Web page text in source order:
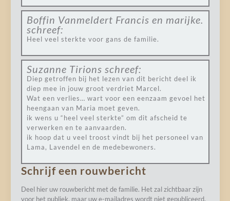
Boffin Vanmeldert Francis en marijke.
schreef:
Heel veel sterkte voor gans de familie.
Suzanne Tirions schreef:
Diep getroffen bij het lezen van dit bericht deel ik
diep mee in jouw groot verdriet Marcel.
Wat een verlies… wart voor een eenzaam gevoel het
heengaan van Maria moet geven.
ik wens u “heel veel sterkte” om dit afscheid te
verwerken en te aanvaarden.
ik hoop dat u veel troost vindt bij het personeel van
Lama, Lavendel en de medebewoners.
Schrijf een rouwbericht
Deel hier uw rouwbericht met de familie. Het zal zichtbaar zijn
voor het publiek, maar uw e-mailadres wordt niet gepubliceerd.